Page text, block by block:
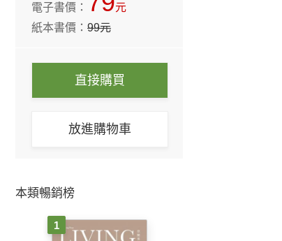
電子書價：
元
紙本書價：99元
直接購買
放進購物車
本類暢銷榜
1